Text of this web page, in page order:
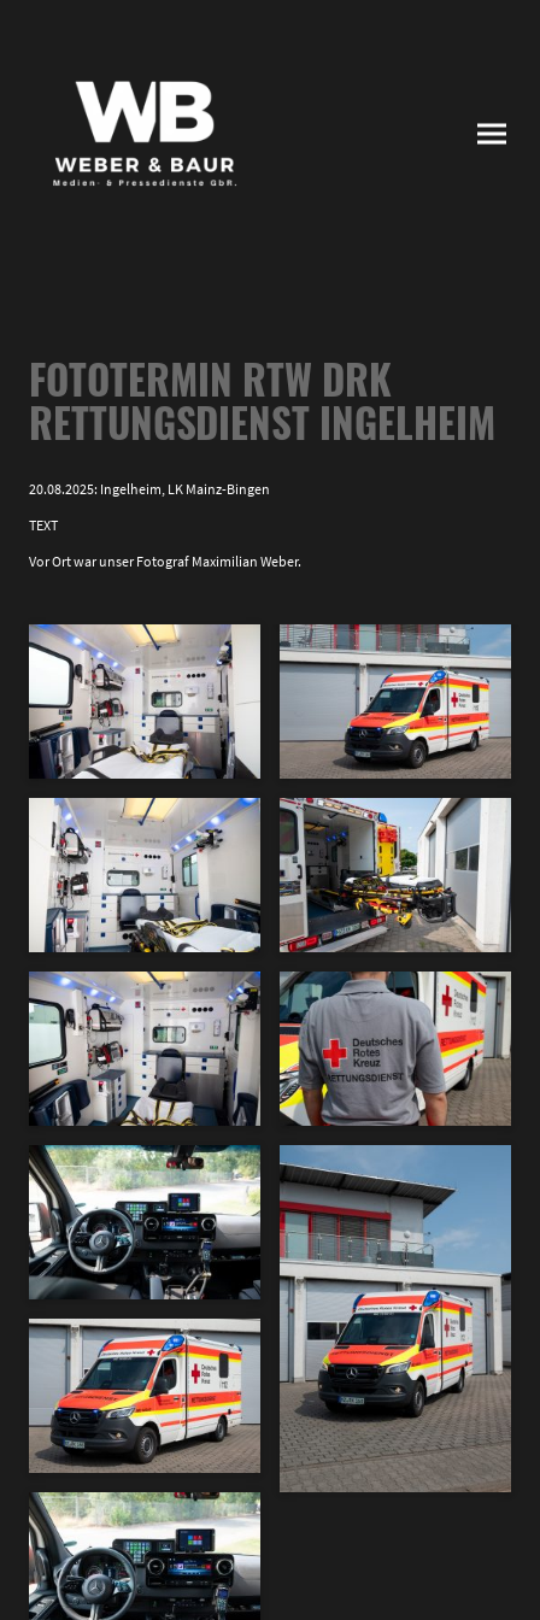
FOTOTERMIN RTW DRK
RETTUNGSDIENST INGELHEIM
20.08.2025: Ingelheim, LK Mainz-Bingen
TEXT
Vor Ort war unser Fotograf Maximilian Weber.